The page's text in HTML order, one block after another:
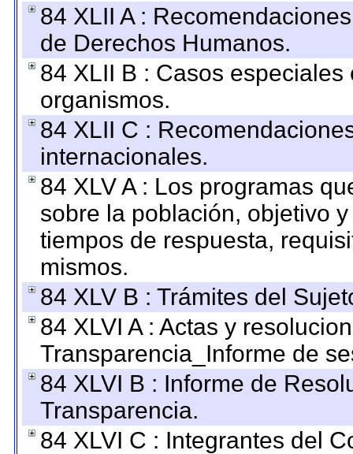
84 XLII A :
de Derechos Humanos.
84 XLII B : Casos
organismos.
84 XLII C :
internacionales.
84 XLV A : Los programas
sobre la población, objetivo
tiempos de respuesta,
mismos.
84 XLV B : Trámites del
84 XLVI A : Actas y
Transparencia_Informe de
84 XLVI B : Informe de
Transparencia.
84 XLVI C : Integrantes del